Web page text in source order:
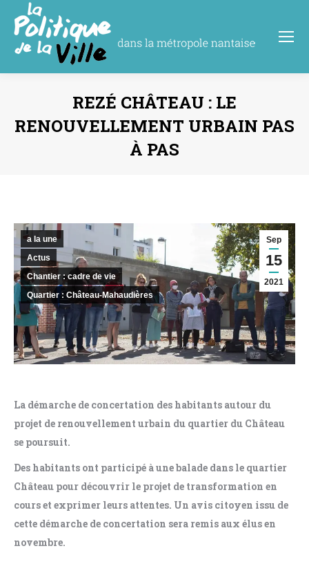
REZÉ CHÂTEAU : LE
RENOUVELLEMENT URBAIN PAS
À PAS
Sep
15
2021
a la une
Actus
Chantier : cadre de vie
Quartier : Château-Mahaudières
La démarche de concertation des habitants autour du
projet de renouvellement urbain du quartier du Château
se poursuit.
Des habitants ont participé à une balade dans le quartier
Château pour découvrir le projet de transformation en
cours et exprimer leurs attentes. Un avis citoyen issu de
cette démarche de concertation sera remis aux élus en
novembre.